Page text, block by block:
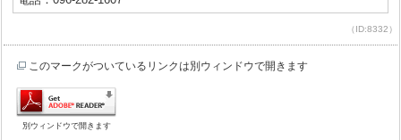
（ID:8332）
このマークがついているリンクは別ウィンドウで開きます
別ウィンドウで開きます